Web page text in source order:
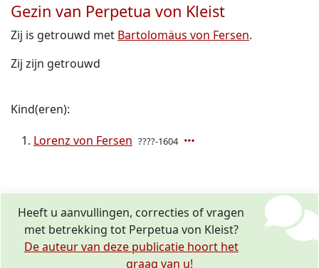
Gezin van Perpetua von Kleist
Zij is getrouwd met Bartolomäus von Fersen.
Zij zijn getrouwd
Kind(eren):
Lorenz von Fersen ????-1604
Heeft u aanvullingen, correcties of vragen
met betrekking tot Perpetua von Kleist?
De auteur van deze publicatie hoort het
graag van u!